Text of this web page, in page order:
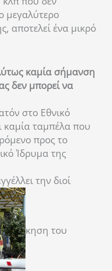
μεγαλύτερο
αποτελεί ένα μικρό
καμία σήμανση
δεν μπορεί να
στο Εθνικό
καμία ταμπέλα που
προς το
Ίδρυμα της
την διοί
κηση του